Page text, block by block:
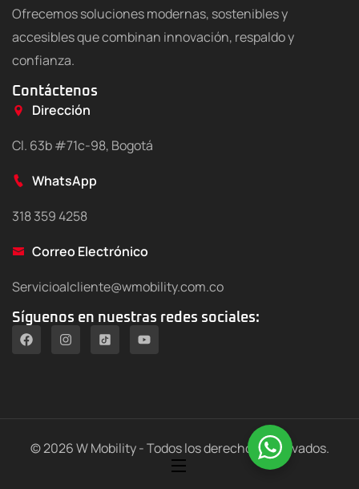
Ofrecemos soluciones modernas, sostenibles y
accesibles que combinan innovación, respaldo y
confianza.
Contáctenos
Dirección
Cl. 63b #71c-98, Bogotá
WhatsApp
318 359 4258
Correo Electrónico
Servicioalcliente@wmobility.com.co
Síguenos en nuestras redes sociales:
© 2026 W Mobility - Todos los derechos reservados.